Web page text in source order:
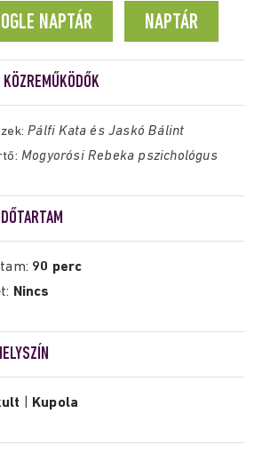
NAPTÁR NAPTÁR
KÖZREMŰKÖDŐK
Pálfi Kata és Jaskó Bálint
Mogyorósi Rebeka pszichológus
90 perc
Nincs
Kupola